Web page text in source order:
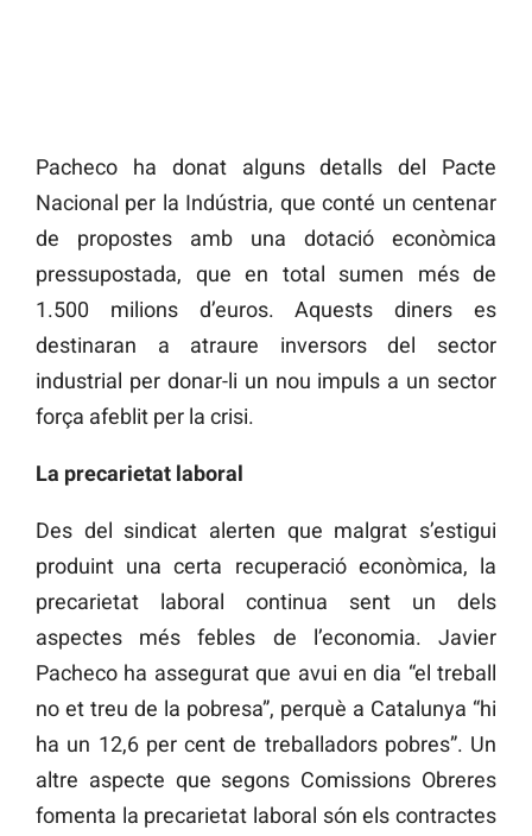
Pacheco ha donat alguns detalls del Pacte
Nacional per la Indústria, que conté un centenar
de propostes amb una dotació econòmica
pressupostada, que en total sumen més de
1.500 milions d’euros. Aquests diners es
destinaran a atraure inversors del sector
industrial per donar-li un nou impuls a un sector
força afeblit per la crisi.
La precarietat laboral
Des del sindicat alerten que malgrat s’estigui
produint una certa recuperació econòmica, la
precarietat laboral continua sent un dels
aspectes més febles de l’economia. Javier
Pacheco ha assegurat que avui en dia “el treball
no et treu de la pobresa”, perquè a Catalunya “hi
ha un 12,6 per cent de treballadors pobres”. Un
altre aspecte que segons Comissions Obreres
fomenta la precarietat laboral són els contractes